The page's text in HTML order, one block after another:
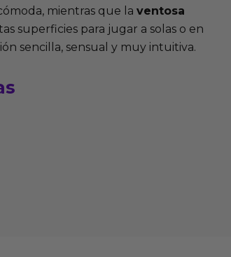
mientras que la ventosa
superficies para jugar a solas o en
sencilla, sensual y muy intuitiva.